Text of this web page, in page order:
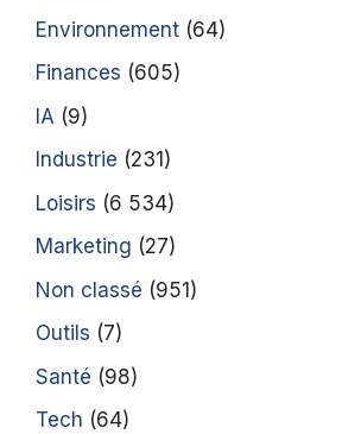
Environnement (64)
Finances (605)
IA (9)
Industrie (231)
Loisirs (6 534)
Marketing (27)
Non classé (951)
Outils (7)
Santé (98)
Tech (64)